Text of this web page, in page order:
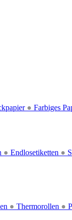
● Farbiges
● Endlosetiketten ●
● Thermorollen ●